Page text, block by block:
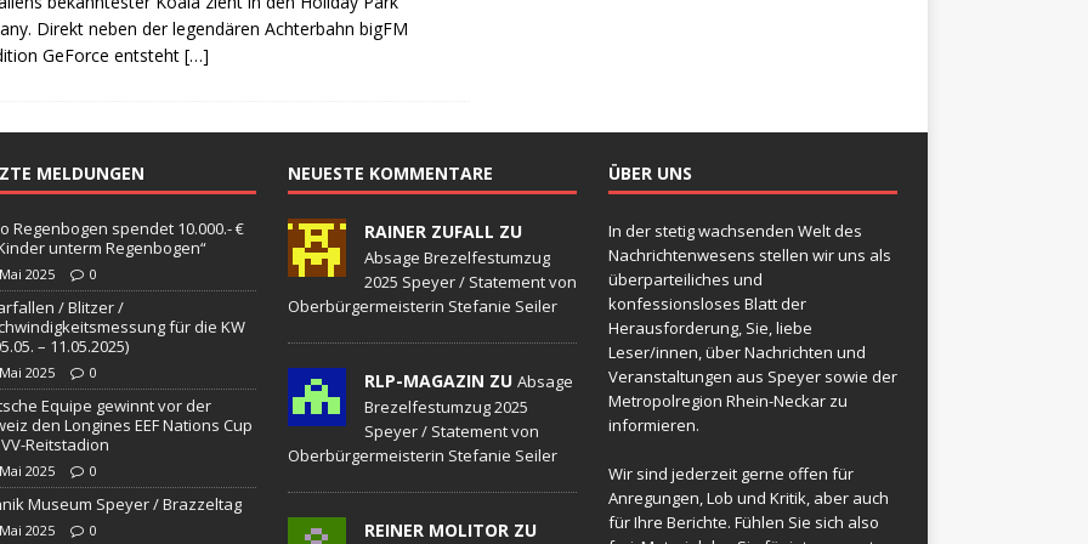
/ Öffentlichkeitsfahndung
BLAULICHTMELDUNGEN
/ Vermisste Person
BLAULICHTMELDUNGEN
– Militärischer Übungsplatz Dudenhofen / Speyer
UMWELT
spendet 10.000.- € an „Kinder unterm Regenbogen“
/ Blitzer / Geschwindigkeitsmessung für die KW 19 (05.05. –
gewinnt vor der Schweiz den Longines EEF Nations Cup im
Speyer / Brazzeltag
SPEYER
Direkt neben der legendären Achterbahn bigFM
GeForce entsteht […]
MELDUNGEN
Regenbogen spendet 10.000.- €
unterm Regenbogen“
2025 0
/ Blitzer /
für die KW
– 11.05.2025)
2025 0
Equipe gewinnt vor der
den Longines EEF Nations Cup
Reitstadion
2025 0
Museum Speyer / Brazzeltag
2025 0
NEUESTE KOMMENTARE
RAINER ZUFALL ZU
Absage Brezelfestumzug
2025 Speyer / Statement von
Oberbürgermeisterin Stefanie Seiler
RLP-MAGAZIN ZU Absage
Brezelfestumzug 2025
Speyer / Statement von
Oberbürgermeisterin Stefanie Seiler
REINER MOLITOR ZU
ÜBER UNS
In der stetig wachsenden Welt des
Nachrichtenwesens stellen wir uns als
überparteiliches und
konfessionsloses Blatt der
Herausforderung, Sie, liebe
Leser/innen, über Nachrichten und
Veranstaltungen aus Speyer sowie der
Metropolregion Rhein-Neckar zu
informieren.
Wir sind jederzeit gerne offen für
Anregungen, Lob und Kritik, aber auch
für Ihre Berichte. Fühlen Sie sich also